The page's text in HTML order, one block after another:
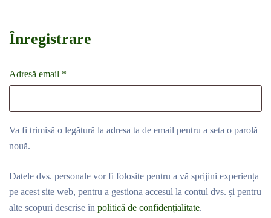
Înregistrare
Adresă email *
Va fi trimisă o legătură la adresa ta de email pentru a seta o parolă
nouă.
Datele dvs. personale vor fi folosite pentru a vă sprijini experiența
pe acest site web, pentru a gestiona accesul la contul dvs. și pentru
alte scopuri descrise în politică de confidențialitate.